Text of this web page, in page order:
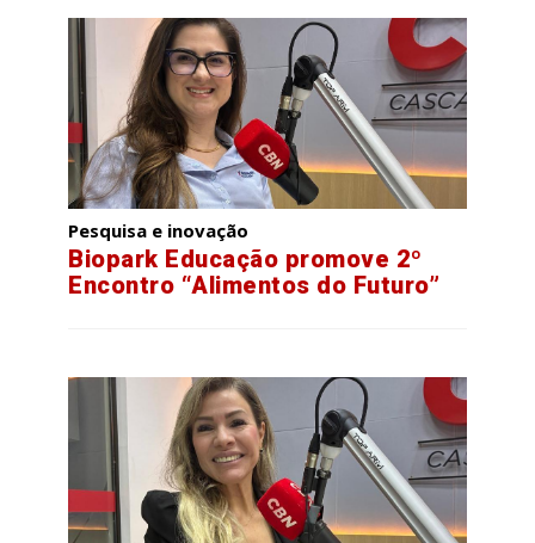
Pesquisa e inovação
Biopark Educação promove 2º
Encontro “Alimentos do Futuro”